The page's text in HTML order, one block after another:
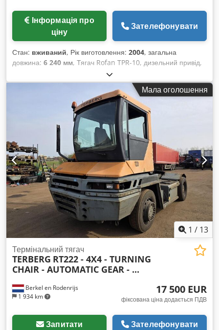
ціну
Зателефонувати
Стан: вживаний, Рік виготовлення: 2004, загальна
довжина: 6 240 мм, Тягач Rofan TPR-10, дизельний привід,
рік випуску 2004. Dcedpfx Asxyalkoh Hok
Мала оголошення
1 / 13
Berkel en Rodenrijs
1 934 km
Термінальний тягач
TERBERG RT222 - 4X4 - TURNING
CHAIR - AUTOMATIC GEAR - ...
17 500 EUR
фіксована ціна додається ПДВ
Запитати Зателефонувати